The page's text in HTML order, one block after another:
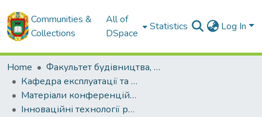
Communities &
Collections
All of
DSpace
Statistics Log In
Home
Факультет будівництва, транспорту та енергетики
Кафедра експлуатації та ремонту машин
Матеріали конференцій кафедри ЕРМ
Інноваційні технології розвитку та ефективності функціонування автомобільного транспорту